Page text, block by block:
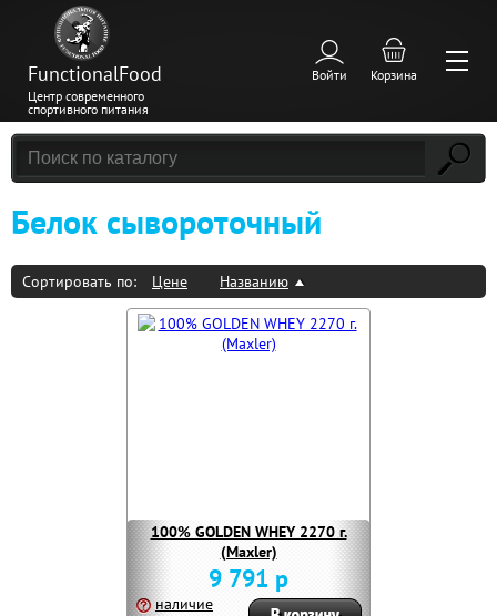
FunctionalFood
Центр современного
спортивного питания
Войти Корзина
Белок сывороточный
Сортировать по: Цене Названию
100% GOLDEN WHEY 2270 г.
(Maxler)
9 791 р
наличие